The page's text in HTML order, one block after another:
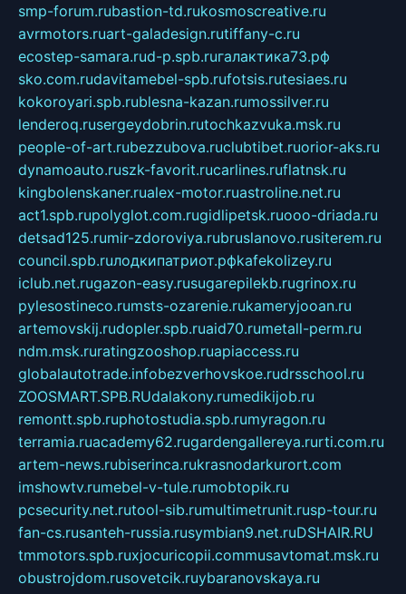
smp-forum.rubastion-td.rukosmoscreative.ru
avrmotors.ruart-galadesign.rutiffany-c.ru
ecostep-samara.rud-p.spb.ruгалактика73.рф
sko.com.rudavitamebel-spb.rufotsis.rutesiaes.ru
kokoroyari.spb.rublesna-kazan.rumossilver.ru
lenderoq.rusergeydobrin.rutochkazvuka.msk.ru
people-of-art.rubezzubova.ruclubtibet.ruorior-aks.ru
dynamoauto.ruszk-favorit.rucarlines.ruflatnsk.ru
kingbolenskaner.rualex-motor.ruastroline.net.ru
act1.spb.rupolyglot.com.rugidlipetsk.ruooo-driada.ru
detsad125.rumir-zdoroviya.rubruslanovo.rusiterem.ru
council.spb.ruлодкипатриот.рфkafekolizey.ru
iclub.net.rugazon-easy.rusugarepilekb.rugrinox.ru
pylesostineco.rumsts-ozarenie.rukameryjooan.ru
artemovskij.rudopler.spb.ruaid70.rumetall-perm.ru
ndm.msk.ruratingzooshop.ruapiaccess.ru
globalautotrade.infobezverhovskoe.rudrsschool.ru
ZOOSMART.SPB.RUdalakony.rumedikijob.ru
remontt.spb.ruphotostudia.spb.rumyragon.ru
terramia.ruacademy62.rugardengallereya.rurti.com.ru
artem-news.rubiserinca.rukrasnodarkurort.com
imshowtv.rumebel-v-tule.rumobtopik.ru
pcsecurity.net.rutool-sib.rumultimetrunit.rusp-tour.ru
fan-cs.rusanteh-russia.rusymbian9.net.ruDSHAIR.RU
tmmotors.spb.ruxjocuricopii.commusavtomat.msk.ru
obustrojdom.rusovetcik.ruybaranovskaya.ru